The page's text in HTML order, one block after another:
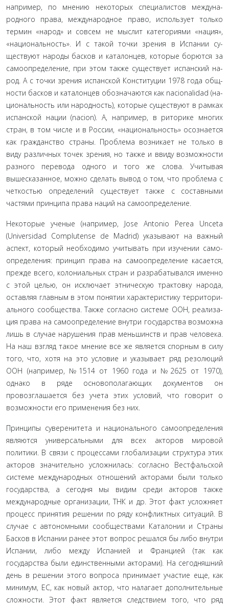
например, по мнению некоторых специалистов междуна­
родного права, международное право, использует только
термин «народ» и совсем не мыслит категориями «нация»,
«национальность». И с такой точки зрения в Испании су­
ществуют народы басков и каталонцев, которые борются за
самоопределение, при этом также существует испанский на­
род. А с точки зрения испанской Конституции 1978 года общ­
ности басков и каталонцев обозначаются как nacionalidad (на­
циональность или народность), которые существуют в рамках
испанской нации (nacion). А, например, в риторике многих
стран, в том числе и в России, «национальность» осознается
как гражданство страны. Проблема возникает не только в
виду различных точек зрения, но также и ввиду возможности
разного перевода одного и того же слова. Учитывая
вышеска­занное, можно сделать вывод о том, что проблема с
четкостью определений существует также с составными
частями прин­ципа права наций на самоопределение.
Некоторые ученые (например, Jose Antonio Perea Unceta
(Universidad Complutense de Madrid) указывают на важный
аспект, который необходимо учитывать при изучении само­
определения: принцип права на самоопределение касается,
прежде всего, колониальных стран и разрабатывался именно
с этой целью, он исключает этническую трактовку народа,
оставляя главным в этом понятии характеристику территори­
ального сообщества. Также согласно системе ООН, реализа­
ция права на самоопределение внутри государства возможна
лишь в случае нарушения прав меньшинств и прав человека.
На наш взгляд такое мнение все же является спорным в силу
того, что, хотя на это условие и указывает ряд резолюций
ООН (например, №1514 от 1960 года и №2625 от 1970),
однако в ряде основополагающих документов он
провозглашается без учета этих условий, что говорит о
возможности его применения без них.
Принципы суверенитета и национального самоопреде­ления
являются универсальными для всех акторов мировой
политики. В связи с процессами глобализации структура этих
акторов значительно усложнилась: согласно Вестфальской
си­стеме международных отношений акторами были только
го­сударства, а сегодня мы видим среди акторов также
междуна­родные организации, ТНК и др. Этот факт усложняет
процесс принятия решении по ряду конфликтных ситуаций. В
случае с автономными сообществами Каталонии и Страны
Басков в Испании ранее этот вопрос решался бы либо внутри
Испании, либо между Испанией и Францией (так как
государства были единственными акторами). На сегодняшний
день в решении этого вопроса принимает участие еще, как
минимум, ЕС, как новый актор, что налагает дополнительные
сложности. Этот факт является следствием того, что ряд